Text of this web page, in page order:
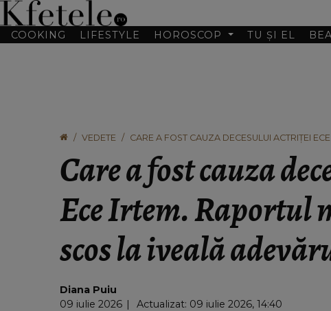
COOKING LIFESTYLE HOROSCOP TU ȘI EL
VEDETE
CARE A FOST CAUZA DECESULUI ACTRIȚEI
Care a fost cauza
Ece Irtem. Raportul
scos la iveală
Diana Puiu
09 iulie 2026
Actualizat: 09 iulie 2026, 14:40